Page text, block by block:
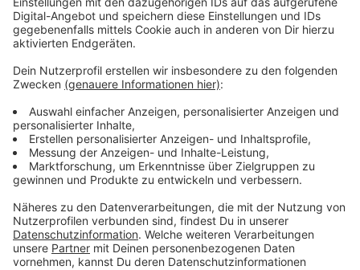
Ein Sprecher der Düsseldorfer Polizei hat auf unsere
Anfrage bestätigt, dass die Lage an der Baugrube
bekannt sei und man auch immer wieder Kontrollen und
Schwerpunkteinsätze vornehmen würde. Vor einer
Woche sei man zusammen mit der Bundespolizei vor
Ort gewesen. Es seien 40 Platzverweise
ausgesprochen und 10 Strafanzeigen gestellt worden,
so der Polizeisprecher.
Anzeige
Weitere Infos und Links zum Thema: